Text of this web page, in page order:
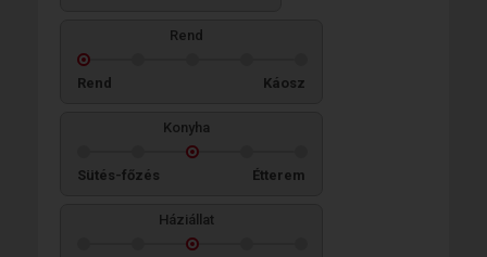
Rend
Rend Káosz
Konyha
Sütés-főzés Étterem
Háziállat